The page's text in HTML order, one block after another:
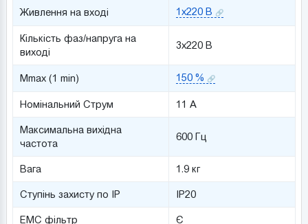
Живлення на вході 1x220 В
Кількість фаз/напруга на
виході
3x220 В
Mmax (1 min) 150 %
Номінальний Струм 11 A
Максимальна вихідна
частота
600 Гц
Вага 1.9 кг
Ступінь захисту по IP IP20
ЕМС фільтр Є